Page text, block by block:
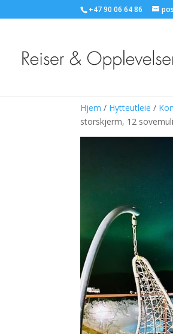
+47 90 06 64 86
Hjem / Hytteutleie /
storskjerm, 12